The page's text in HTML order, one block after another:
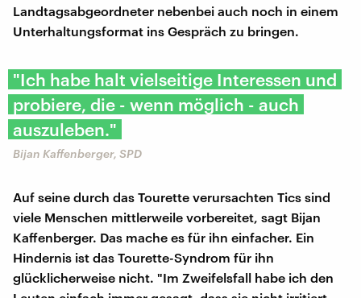
Landtagsabgeordneter nebenbei auch noch in einem
Unterhaltungsformat ins Gespräch zu bringen.
"Ich habe halt vielseitige Interessen und
probiere, die - wenn möglich - auch
auszuleben."
Bijan Kaffenberger, SPD
Auf seine durch das Tourette verursachten Tics sind
viele Menschen mittlerweile vorbereitet, sagt Bijan
Kaffenberger. Das mache es für ihn einfacher. Ein
Hindernis ist das Tourette-Syndrom für ihn
glücklicherweise nicht. "Im Zweifelsfall habe ich den